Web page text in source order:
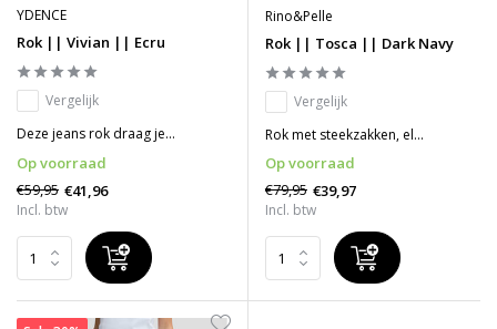
YDENCE
Rok || Vivian || Ecru
Vergelijk
Deze jeans rok draag je...
Op voorraad
€59,95 €41,96
Incl. btw
Rino&Pelle
Rok || Tosca || Dark Navy
Vergelijk
Rok met steekzakken, el...
Op voorraad
€79,95 €39,97
Incl. btw